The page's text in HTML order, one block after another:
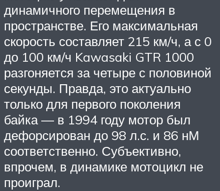
динамичного перемещения в
пространстве. Его максимальная
скорость составляет 215 км/ч, а с 0
до 100 км/ч Kawasaki GTR 1000
разгоняется за четыре с половиной
секунды. Правда, это актуально
только для первого поколения
байка — в 1994 году мотор был
дефорсирован до 98 л.с. и 86 нМ
соответственно. Субъективно,
впрочем, в динамике мотоцикл не
проиграл.